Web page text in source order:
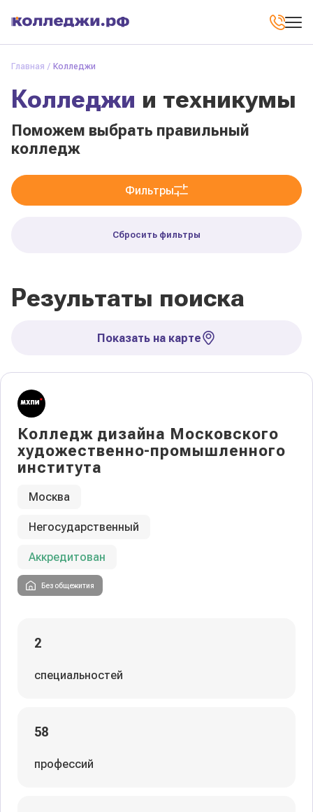
Главная Колледжи
Колледжи и техникумы
Поможем выбрать правильный
колледж
Фильтры
Сбросить фильтры
Результаты поиска
Показать на карте
Колледж дизайна Московского
художественно-промышленного
института
Москва
Негосударственный
Аккредитован
Без общежития
2
специальностей
58
профессий